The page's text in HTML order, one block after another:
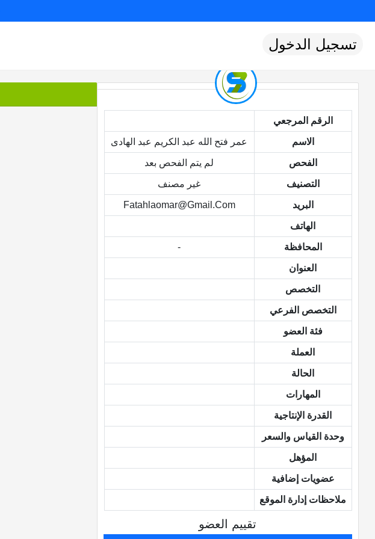
تسجيل الدخول
الرقم المرجعي
الاسم عمر فتح الله عبد الكريم عبد الهادى
الفحص لم يتم الفحص بعد
التصنيف غير مصنف
البريد Fatahlaomar@gmail.com
الهاتف
المحافظة -
العنوان
التخصص
التخصص الفرعي
فئة العضو
العملة
الحالة
المهارات
القدرة الإنتاجية
وحدة القياس والسعر
المؤهل
عضويات إضافية
ملاحظات إدارة الموقع
تقييم العضو